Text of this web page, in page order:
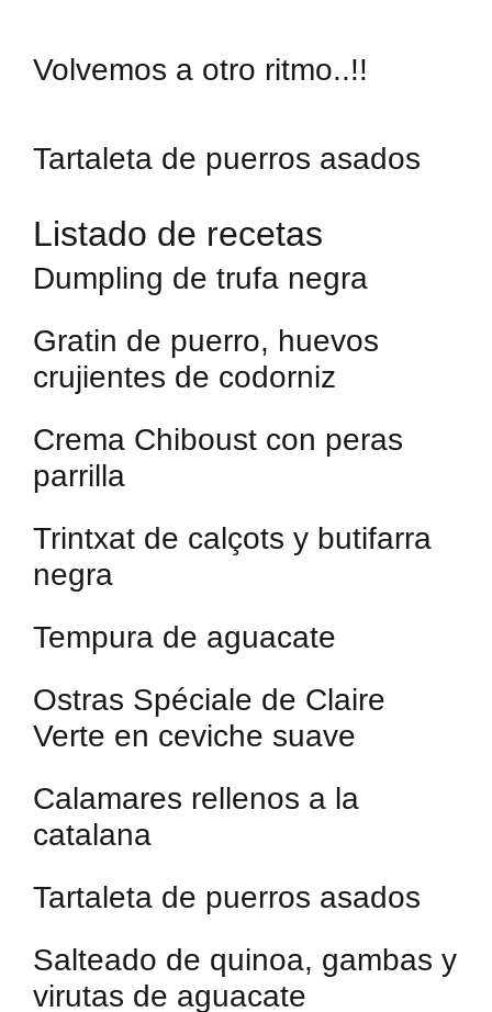
Volvemos a otro ritmo..!!
Tartaleta de puerros asados
Listado de recetas
Dumpling de trufa negra
Gratin de puerro, huevos
crujientes de codorniz
Crema Chiboust con peras
parrilla
Trintxat de calçots y butifarra
negra
Tempura de aguacate
Ostras Spéciale de Claire
Verte en ceviche suave
Calamares rellenos a la
catalana
Tartaleta de puerros asados
Salteado de quinoa, gambas y
virutas de aguacate